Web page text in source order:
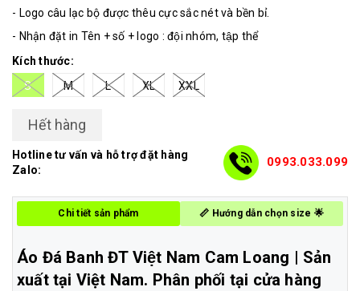
- Logo câu lạc bộ được thêu cực sắc nét và bền bỉ.
- Nhận đặt in Tên + số + logo : đội nhóm, tập thể
Kích thước:
S
M L XL XXL
Hết hàng
Hotline tư vấn và hỗ trợ đặt hàng
Zalo:
0993.033.099
Chi tiết sản phẩm 📏 Hướng dẫn chọn size 🌟
Áo Đá Banh ĐT Việt Nam Cam Loang | Sản
xuất tại Việt Nam. Phân phối tại cửa hàng